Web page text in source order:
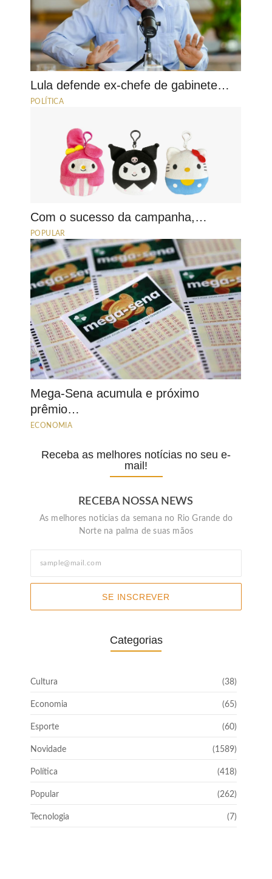
Lula defende ex-chefe de gabinete…
POLÍTICA
Com o sucesso da campanha,…
POPULAR
Mega-Sena acumula e próximo
prêmio…
ECONOMIA
Receba as melhores notícias no seu e-
mail!
RECEBA NOSSA NEWS
As melhores noticias da semana no Rio Grande do
Norte na palma de suas mãos
SE INSCREVER
Categorias
Cultura (38)
Economia (65)
Esporte (60)
Novidade (1589)
Política (418)
Popular (262)
Tecnologia (7)